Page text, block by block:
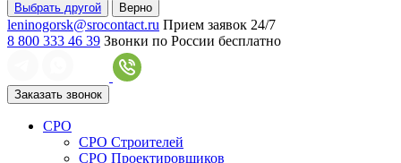
Выбрать другой Верно
leninogorsk@srocontact.ru Прием заявок 24/7
8 800 333 46 39 Звонки по России бесплатно
Заказать звонок
СРО
СРО Строителей
СРО Проектировщиков